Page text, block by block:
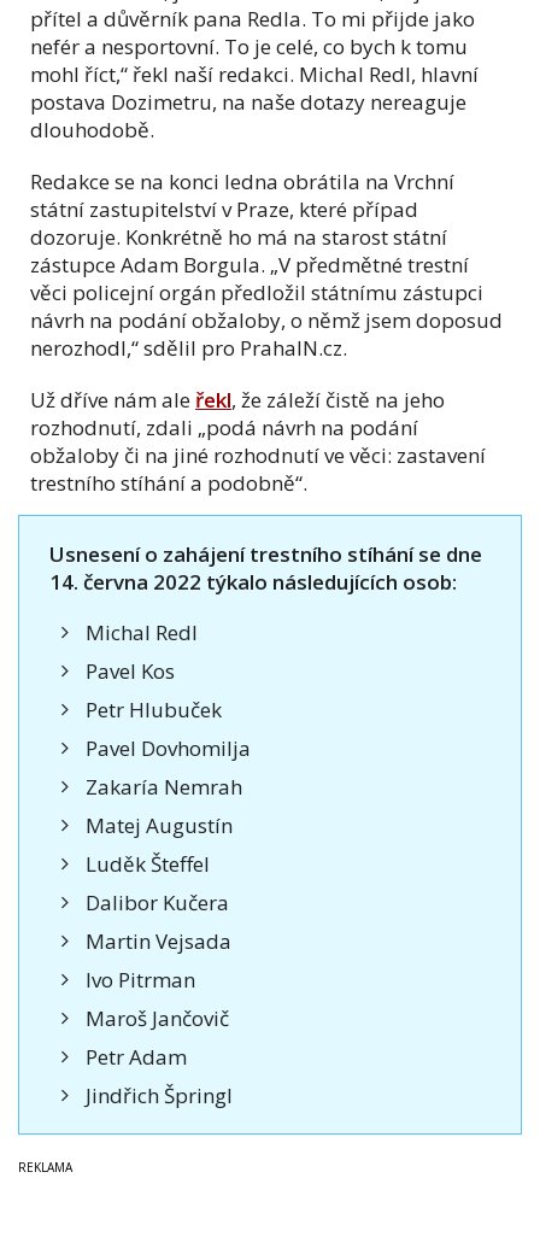
přítel a důvěrník pana Redla. To mi přijde jako
nefér a nesportovní. To je celé, co bych k tomu
mohl říct,“ řekl naší redakci. Michal Redl, hlavní
postava Dozimetru, na naše dotazy nereaguje
dlouhodobě.
Redakce se na konci ledna obrátila na Vrchní
státní zastupitelství v Praze, které případ
dozoruje. Konkrétně ho má na starost státní
zástupce Adam Borgula. „V předmětné trestní
věci policejní orgán předložil státnímu zástupci
návrh na podání obžaloby, o němž jsem doposud
nerozhodl,“ sdělil pro PrahaIN.cz.
Už dříve nám ale řekl, že záleží čistě na jeho
rozhodnutí, zdali „podá návrh na podání
obžaloby či na jiné rozhodnutí ve věci: zastavení
trestního stíhání a podobně“.
Usnesení o zahájení trestního stíhání se dne
14. června 2022 týkalo následujících osob:
Michal Redl
Pavel Kos
Petr Hlubuček
Pavel Dovhomilja
Zakaría Nemrah
Matej Augustín
Luděk Šteffel
Dalibor Kučera
Martin Vejsada
Ivo Pitrman
Maroš Jančovič
Petr Adam
Jindřich Špringl